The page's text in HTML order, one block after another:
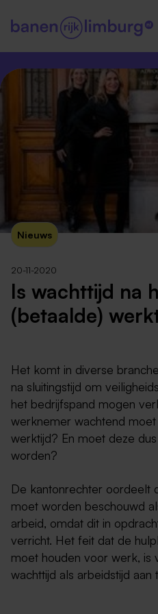
Nieuws
20-11-2020
Is wachttijd na
(betaalde)
Het komt in diverse
na sluitingstijd om
het bedrijfspand mogen
werknemer wachtend
werktijd? En moet deze
worden?
De kantonrechter oordeelt
moet worden beschouwd
arbeid, omdat dit in
verricht. Het feit dat de
moet houden voor werk, is
wachttijd als arbeidstijd aan